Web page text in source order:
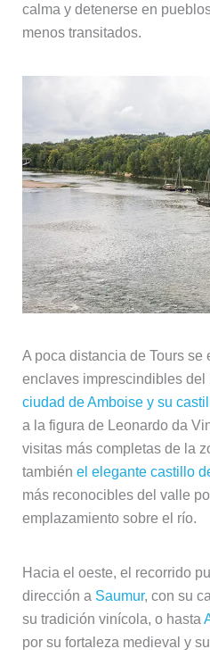
calma y detenerse en
menos transitados.
A poca distancia de Tours
enclaves imprescindibles del
ciudad de Amboise y su
a la figura de Leonardo da
visitas más completas de la
también el elegante castillo
más reconocibles del valle
emplazamiento sobre el río.
Hacia el oeste, el recorrido
dirección a Saumur, con su
su tradición vinícola, o hasta
por su fortaleza medieval y